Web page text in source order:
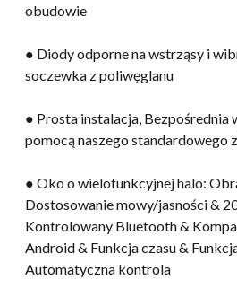
obudowie
● Diody odporne na wstrząsy i
soczewka z poliwęglanu
● Prosta instalacja, Bezpośrednia
pomocą naszego standardowego
● Oko o wielofunkcyjnej halo:
Dostosowanie mowy/jasności &
Kontrolowany Bluetooth &
Android & Funkcja czasu &
Automatyczna kontrola